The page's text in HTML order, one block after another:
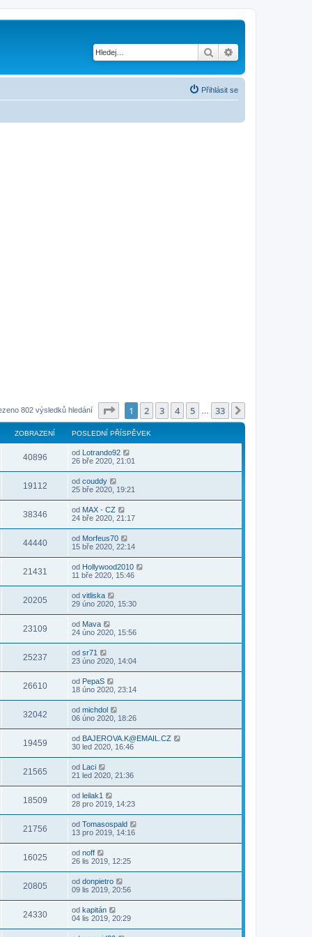
Hledat
Přihlásit se
802 výsledků hledání Stránka z
1 2 3 4 5 33
ZOBRAZENÍ POSLEDNÍ PŘÍSPĚVEK
40896 od Lotrando92
26 bře 2020, 21:01
19112 od couddy
25 bře 2020, 19:21
38346 od MAX - CZ
24 bře 2020, 21:17
44440 od Morfeus70
15 bře 2020, 22:14
21431 od Hollywood2010
11 bře 2020, 15:46
20205 od vitliska
29 úno 2020, 15:30
23109 od Mava
24 úno 2020, 15:56
25237 od sr71
23 úno 2020, 14:04
26610 od PepaS
18 úno 2020, 23:14
32042 od michdol
06 úno 2020, 18:26
19459 od BAJEROVA.K@EMAIL.CZ
30 led 2020, 16:46
21565 od Laci
21 led 2020, 21:36
18509 od leilak1
28 pro 2019, 14:23
21756 od Tomasospald
13 pro 2019, 14:16
16025 od noff
26 lis 2019, 12:25
20805 od donpietro
09 lis 2019, 20:56
24330 od kapitán
04 lis 2019, 20:29